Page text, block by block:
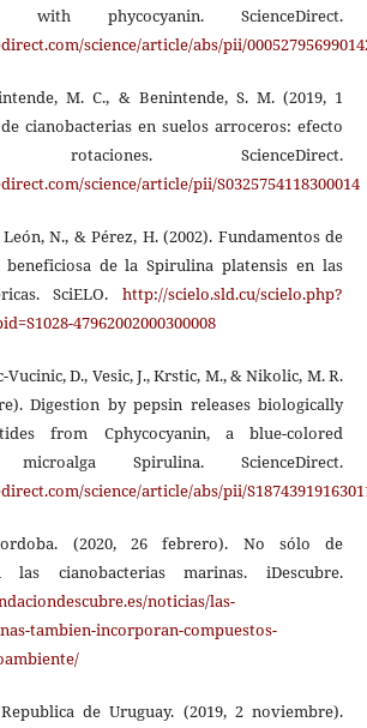
with phycocyanin. ScienceDirect.
science/article/abs/pii/
M. C., & Benintende, S. M. (2019, 1
cianobacterias en suelos arroceros: efecto
ScienceDirect.
science/article/pii/S0325754118300014
León, N., & Pérez, H. (2002). Fundamentos de
de la Spirulina platensis en las
SciELO.http://scielo.sld.cu/scielo.php?
47962002000300008
Vucinic, D., Vesic, J., Krstic, M., & Nikolic, M. R.
Digestion by pepsin releases biologically
from Cphycocyanin, a blue-colored
Spirulina. ScienceDirect.
science/article/abs/pii/
(2020, 26 febrero). No sólo de
las cianobacterias marinas. iDescubre.
noticias/las-
tambien-incorporan-compuestos-
de Uruguay. (2019, 2 noviembre).